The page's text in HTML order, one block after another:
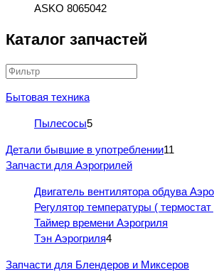
ASKO 8065042
Каталог запчастей
Бытовая техника
Пылесосы5
Детали бывшие в употреблении11
Запчасти для Аэрогрилей
Двигатель вентилятора обдува
Регулятор температуры (
Таймер времени Аэрогриля
Тэн Аэрогриля4
Запчасти для Блендеров и Миксеров